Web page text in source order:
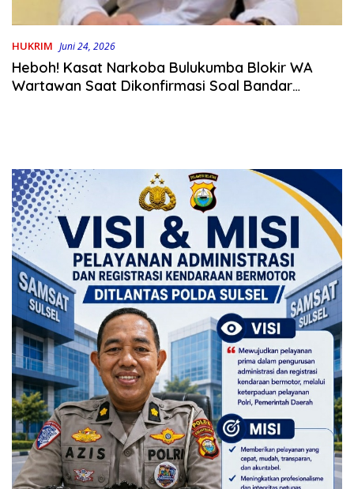
HUKRIM Juni 24, 2026
Heboh! Kasat Narkoba Bulukumba Blokir WA
Wartawan Saat Dikonfirmasi Soal Bandar